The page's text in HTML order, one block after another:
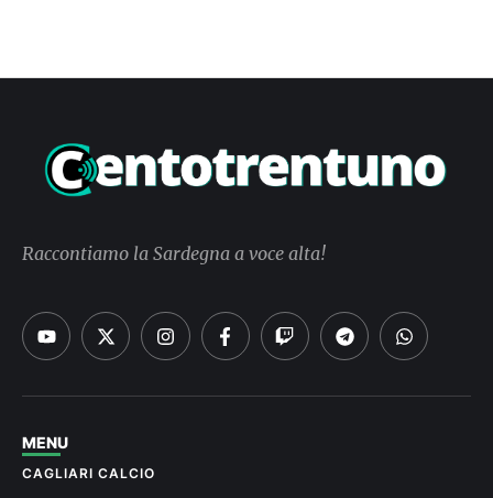
Raccontiamo la Sardegna a voce alta!
MENU
CAGLIARI CALCIO